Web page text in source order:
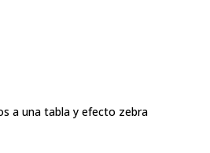
a una tabla y efecto zebra